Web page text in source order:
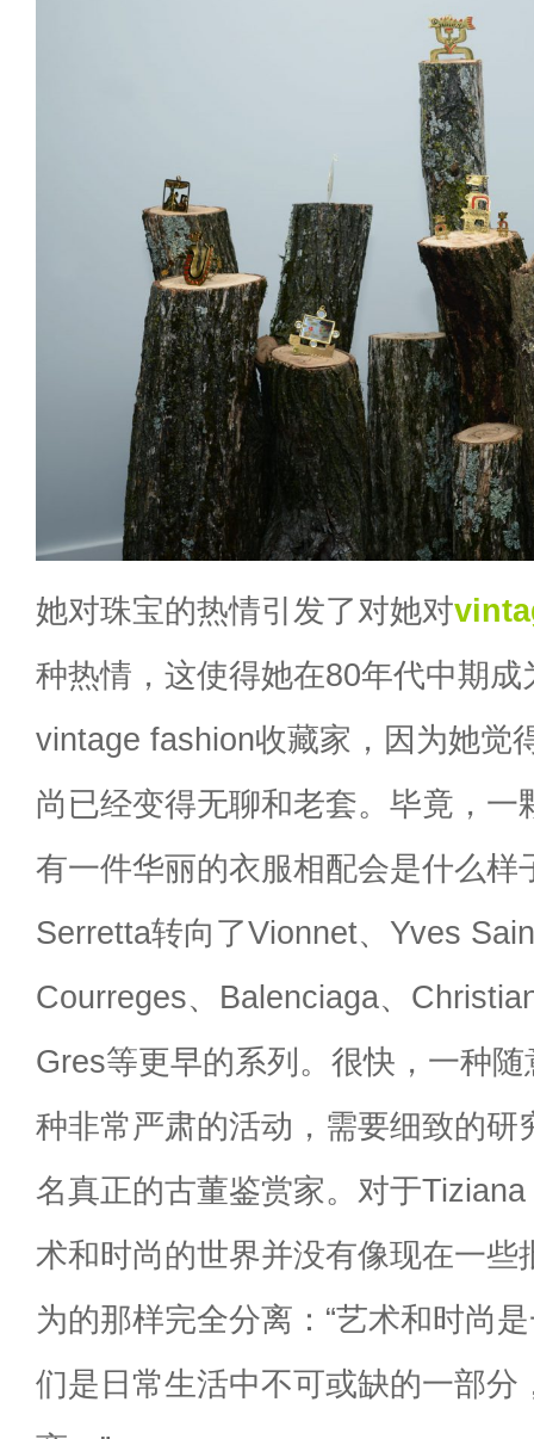
她对珠宝的热情引发了对她对
种热情，这使得她在80年代中期成
vintage fashion收藏家，因为她觉
尚已经变得无聊和老套。毕竟，一
有一件华丽的衣服相配会是什么样
Serretta转向了Vionnet、Yves
Courreges、Balenciaga、
Gres等更早的系列。很快，一种
种非常严肃的活动，需要细致的研
名真正的古董鉴赏家。对于
术和时尚的世界并没有像现在一些
为的那样完全分离：“艺术和时尚
们是日常生活中不可或缺的一部分